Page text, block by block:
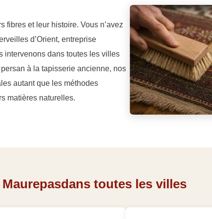
fibres et leur histoire. Vous n’avez
d’Orient, entreprise
intervenons dans toutes les villes
à la tapisserie ancienne, nos
autant que les méthodes
matières naturelles.
toutes les villes